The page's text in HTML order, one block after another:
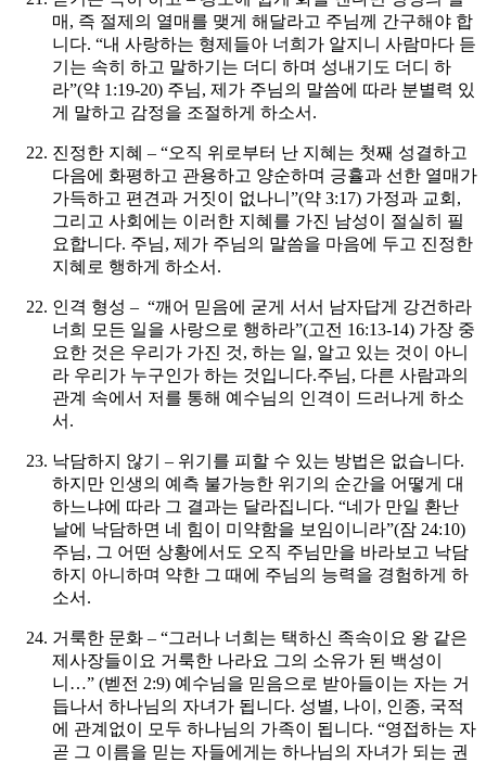
매, 즉 절제의 열매를 맺게 해달라고 주님께 간구해야 합
니다. “내 사랑하는 형제들아 너희가 알지니 사람마다 듣
기는 속히 하고 말하기는 더디 하며 성내기도 더디 하
라”(약 1:19-20) 주님, 제가 주님의 말씀에 따라 분별력 있
게 말하고 감정을 조절하게 하소서.
진정한 지혜 – “오직 위로부터 난 지혜는 첫째 성결하고
다음에 화평하고 관용하고 양순하며 긍휼과 선한 열매가
가득하고 편견과 거짓이 없나니”(약 3:17) 가정과 교회,
그리고 사회에는 이러한 지혜를 가진 남성이 절실히 필
요합니다. 주님, 제가 주님의 말씀을 마음에 두고 진정한
지혜로 행하게 하소서.
인격 형성 – “깨어 믿음에 굳게 서서 남자답게 강건하라
너희 모든 일을 사랑으로 행하라”(고전 16:13-14) 가장 중
요한 것은 우리가 가진 것, 하는 일, 알고 있는 것이 아니
라 우리가 누구인가 하는 것입니다.주님, 다른 사람과의
관계 속에서 저를 통해 예수님의 인격이 드러나게 하소
서.
낙담하지 않기 – 위기를 피할 수 있는 방법은 없습니다.
하지만 인생의 예측 불가능한 위기의 순간을 어떻게 대
하느냐에 따라 그 결과는 달라집니다. “네가 만일 환난
날에 낙담하면 네 힘이 미약함을 보임이니라”(잠 24:10)
주님, 그 어떤 상황에서도 오직 주님만을 바라보고 낙담
하지 아니하며 약한 그 때에 주님의 능력을 경험하게 하
소서.
거룩한 문화 – “그러나 너희는 택하신 족속이요 왕 같은
제사장들이요 거룩한 나라요 그의 소유가 된 백성이
니…” (벧전 2:9) 예수님을 믿음으로 받아들이는 자는 거
듭나서 하나님의 자녀가 됩니다. 성별, 나이, 인종, 국적
에 관계없이 모두 하나님의 가족이 됩니다. “영접하는 자
곧 그 이름을 믿는 자들에게는 하나님의 자녀가 되는 권